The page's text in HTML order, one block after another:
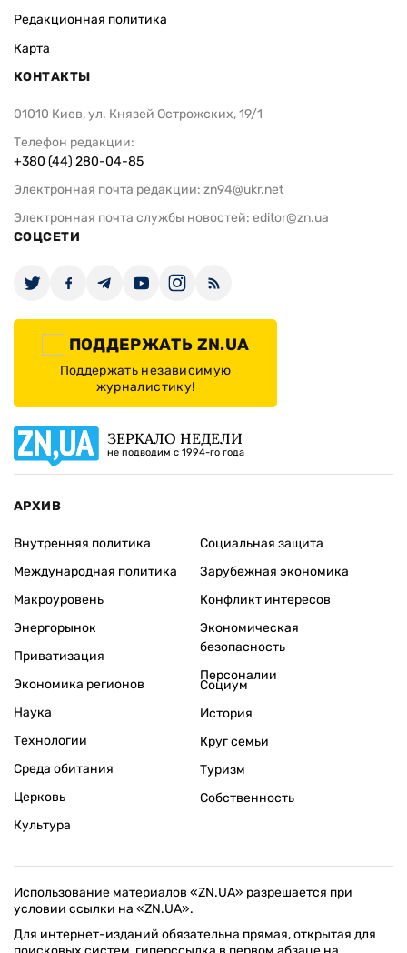
Редакционная политика
Карта
КОНТАКТЫ
01010 Киев, ул. Князей Острожских, 19/1
Телефон редакции:
+380 (44) 280-04-85
Электронная почта редакции: zn94@ukr.net
Электронная почта службы новостей: editor@zn.ua
СОЦСЕТИ
ПОДДЕРЖАТЬ ZN.UA
Поддержать независимую
журналистику!
ЗЕРКАЛО НЕДЕЛИ
не подводим с 1994-го года
АРХИВ
Внутренняя политика
Международная политика
Макроуровень
Энергорынок
Приватизация
Экономика регионов
Социальная защита
Зарубежная экономика
Конфликт интересов
Экономическая
безопасность
Персоналии
Наука
Технологии
Среда обитания
Церковь
Культура
Социум
История
Круг семьи
Туризм
Собственность
Использование материалов «ZN.UA» разрешается при
условии ссылки на «ZN.UA».
Для интернет-изданий обязательна прямая, открытая для